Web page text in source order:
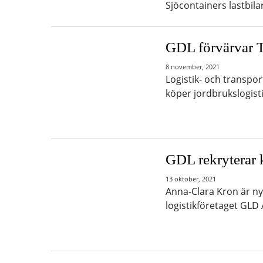
Sjöcontainers
GDL förvärvar
8 november, 2021
Logistik- och
köper
GDL rekryterar
13 oktober, 2021
Anna-Clara Kron är
logistikföretaget GLD